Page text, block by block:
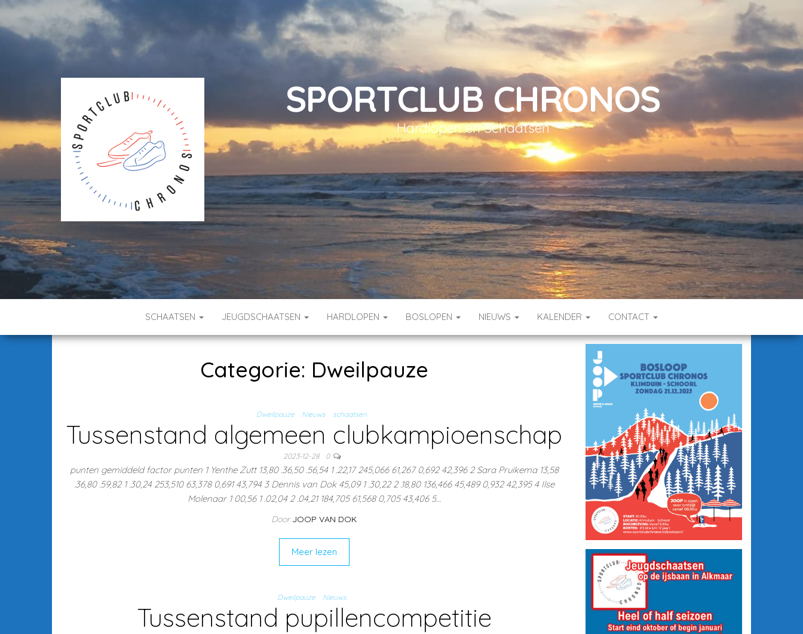
SPORTCLUB CHRONOS
Hardlopen en Schaatsen
SCHAATSEN JEUGDSCHAATSEN HARDLOPEN BOSLOPEN NIEUWS KALENDER CONTACT
Categorie: Dweilpauze
Dweilpauze Nieuws schaatsen
Tussenstand algemeen clubkampioenschap
2023-12-28 0
punten gemiddeld factor punten 1 Yenthe Zutt 13,80 .36,50 .56,54 1 .22,17 245,066 61,267 0,692 42,396 2 Sara Pruikema 13,58
.36,80 .59,82 1 .30,24 253,510 63,378 0,691 43,794 3 Dennis van Dok 45,09 1 .30,22 2 .18,80 136,466 45,489 0,932 42,395 4 Ilse
Molenaar 1 00,56 1 .02,04 2 .04,21 184,705 61,568 0,705 43,406 5…
Door JOOP VAN DOK
Meer lezen
Dweilpauze Nieuws
Tussenstand pupillencompetitie